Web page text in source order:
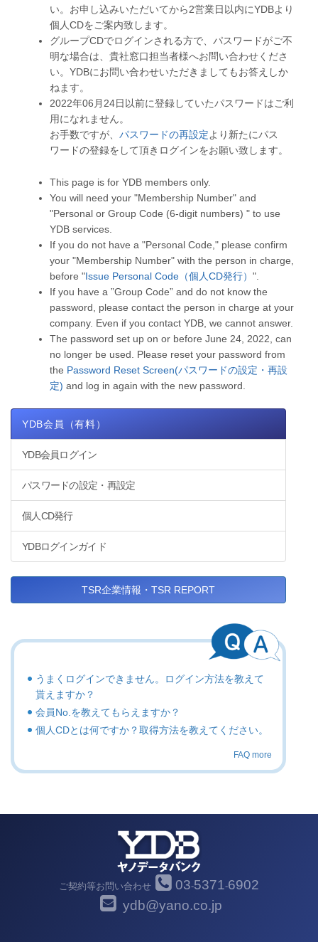
い。お申し込みいただいてから2営業日以内にYDBより
個人CDをご案内致します。
グループCDでログインされる方で、パスワードがご不
明な場合は、貴社窓口担当者様へお問い合わせくださ
い。YDBにお問い合わせいただきましてもお答えしか
ねます。
2022年06月24日以前に登録していたパスワードはご利
用になれません。
お手数ですが、 パスワードの再設定より新たにパス
ワードの登録をして頂きログインをお願い致します。
This page is for YDB members only.
You will need your "Membership Number" and
"Personal or Group Code (6-digit numbers) " to use
YDB services.
If you do not have a "Personal Code," please confirm
your "Membership Number" with the person in charge,
before "Issue Personal Code（個人CD発行） ".
If you have a ”Group Code” and do not know the
password, please contact the person in charge at your
company. Even if you contact YDB, we cannot answer.
The password set up on or before June 24, 2022, can
no longer be used. Please reset your password from
the Password Reset Screen(パスワードの設定・再設
定) and log in again with the new password.
YDB会員（有料）
YDB会員ログイン
パスワードの設定・再設定
個人CD発行
YDBログインガイド
TSR企業情報・TSR REPORT
うまくログインできません。ログイン方法を教えて
貰えますか？
会員No.を教えてもらえますか？
個人CDとは何ですか？取得方法を教えてください。
FAQ more
ご契約等お問い合わせ 03-5371-6902
ydb@yano.co.jp